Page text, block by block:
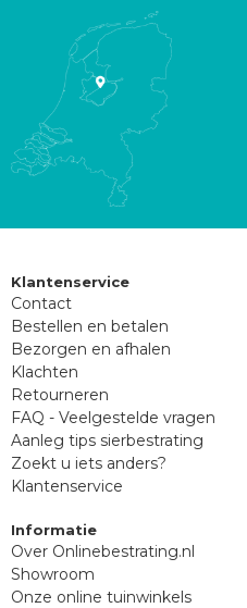
Klantenservice
Contact
Bestellen en betalen
Bezorgen en afhalen
Klachten
Retourneren
FAQ - Veelgestelde vragen
Aanleg tips sierbestrating
Zoekt u iets anders?
Klantenservice
Informatie
Over Onlinebestrating.nl
Showroom
Onze online tuinwinkels